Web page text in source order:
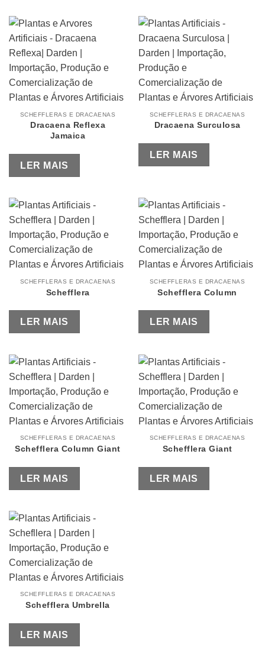
SCHEFFLERAS E DRACAENAS
Dracaena Reflexa
Jamaica
LER MAIS
SCHEFFLERAS E DRACAENAS
Dracaena Surculosa
LER MAIS
SCHEFFLERAS E DRACAENAS
Schefflera
LER MAIS
SCHEFFLERAS E DRACAENAS
Schefflera Column
LER MAIS
SCHEFFLERAS E DRACAENAS
Schefflera Column Giant
LER MAIS
SCHEFFLERAS E DRACAENAS
Schefflera Giant
LER MAIS
SCHEFFLERAS E DRACAENAS
Schefflera Umbrella
LER MAIS